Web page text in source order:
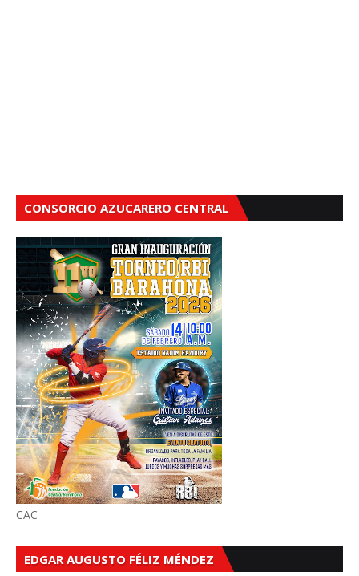
CONSORCIO AZUCARERO CENTRAL
CAC
EDGAR AUGUSTO FÉLIZ MÉNDEZ